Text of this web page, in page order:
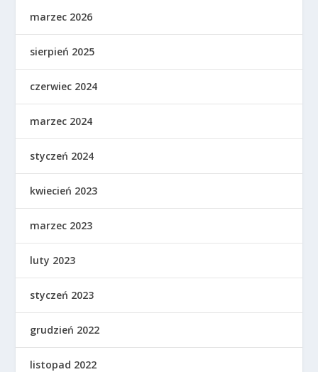
marzec 2026
sierpień 2025
czerwiec 2024
marzec 2024
styczeń 2024
kwiecień 2023
marzec 2023
luty 2023
styczeń 2023
grudzień 2022
listopad 2022